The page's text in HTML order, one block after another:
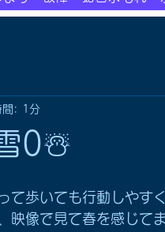
0☃️
間: 1分
て歩いても行動しやす
映像で見て春を感じてま